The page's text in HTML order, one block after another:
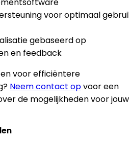
voor optimaal
gebaseerd op
en feedback
voor efficiëntere
Neem contact opvoor een
de mogelijkheden voor jouw